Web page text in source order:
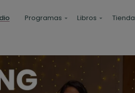
Programas Libros Tienda